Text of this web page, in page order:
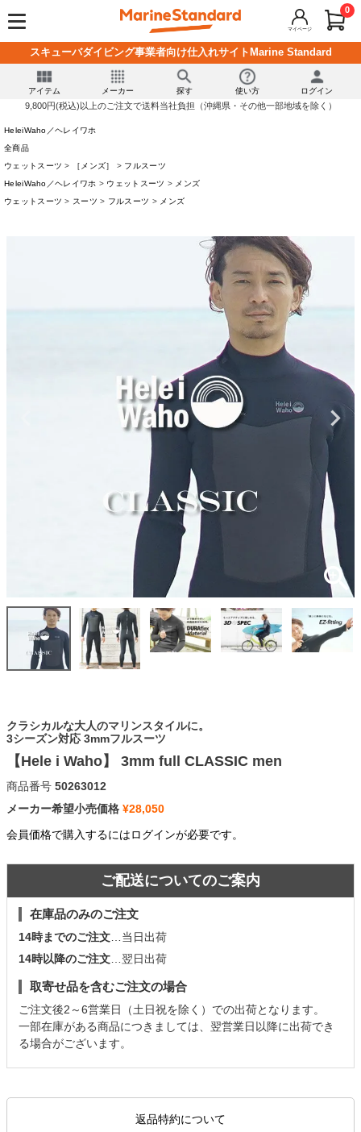
マイページ
0
スキューバダイビング事業者向け仕入れサイトMarine Standard
アイテム メーカー 探す 使い方 ログイン
9,800円(税込)以上のご注文で送料当社負担（沖縄県・その他一部地域を除く）
HeleiWaho／ヘレイワホ
全商品
ウェットスーツ
［メンズ］
フルスーツ
HeleiWaho／ヘレイワホ
ウェットスーツ
メンズ
ウェットスーツ
スーツ フルスーツ メンズ
クラシカルな大人のマリンスタイルに。
3シーズン対応 3mmフルスーツ
【Hele i Waho】 3mm full CLASSIC men
商品番号 50263012
メーカー希望小売価格 ¥28,050
会員価格で購入するにはログインが必要です。
ご配送についてのご案内
在庫品のみのご注文
14時までのご注文 …当日出荷
14時以降のご注文 …翌日出荷
取寄せ品を含むご注文の場合
ご注文後2～6営業日（土日祝を除く）での出荷となります。
一部在庫がある商品につきましては、翌営業日以降に出荷でき
る場合がございます。
返品特約について